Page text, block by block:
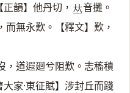
韻】他丹切， 𠀤音攤。
而無永歎。【釋文】歎，
，道遐廻兮阻歎。志稸積
家·東征賦】涉封丘而踐